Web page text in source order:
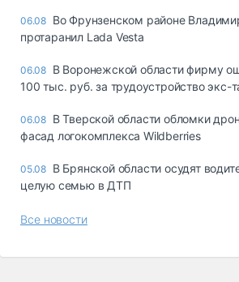
06.08 Во Фрунзенском районе
протаранил Lada Vesta
06.08 В Воронежской области фирму
100 тыс. руб. за трудоустройство экс-
06.08 В Тверской области обломки
фасад логокомплекса Wildberries
05.08 В Брянской области осудят
целую семью в ДТП
Все новости